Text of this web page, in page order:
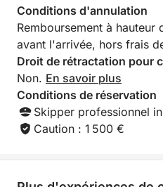
Conditions d'annulation
Remboursement à
avant l'arrivée, hors frais
Droit de rétractation pour
Non. En savoir plus
Conditions de réservation
Skipper professionnel
Caution : 1 500 €